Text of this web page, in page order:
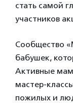
стать самой
участников
Сообщество
бабушек,
Активные
мастер-
пожилых и